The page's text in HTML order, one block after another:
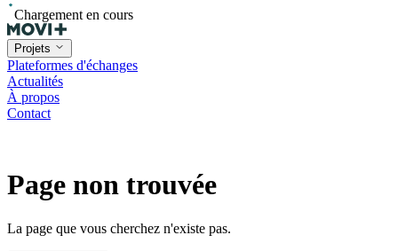
Chargement en cours
Projets
Plateformes d'échanges
Actualités
À propos
Contact
Page non trouvée
La page que vous cherchez n'existe pas.